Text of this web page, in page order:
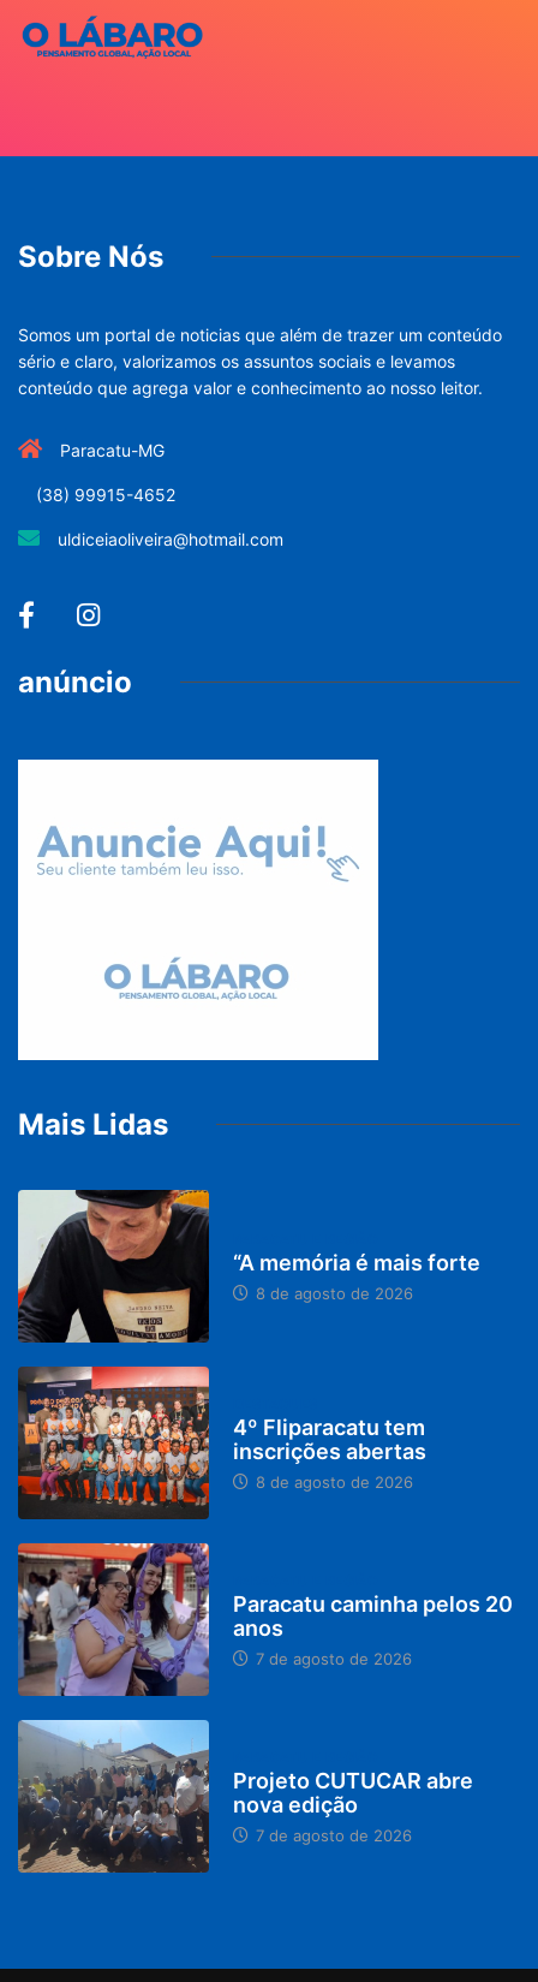
Sobre Nós
Somos um portal de noticias que além de trazer um conteúdo
sério e claro, valorizamos os assuntos sociais e levamos
conteúdo que agrega valor e conhecimento ao nosso leitor.
Paracatu-MG
(38) 99915-4652
uldiceiaoliveira@hotmail.com
anúncio
Mais Lidas
“A memória é mais forte
8 de agosto de 2026
4º Fliparacatu tem
inscrições abertas
8 de agosto de 2026
Paracatu caminha pelos 20
anos
7 de agosto de 2026
Projeto CUTUCAR abre
nova edição
7 de agosto de 2026